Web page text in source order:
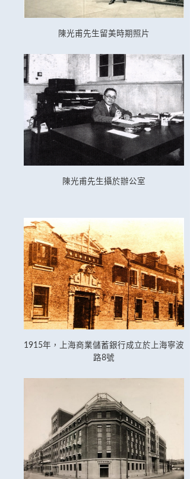
陳光甫先生留美時期照片
陳光甫先生攝於辦公室
1915年，上海商業儲蓄銀行成立於上海寧波
路8號